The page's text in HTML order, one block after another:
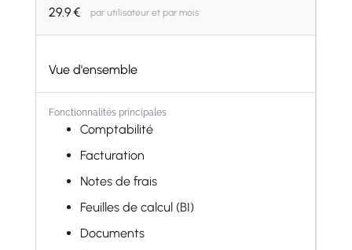
29.9€ par utilisateur et par mois
Vue d'ensemble
Fonctionnalités principales
Comptabilité
Facturation
Notes de frais
Feuilles de calcul (BI)
Documents